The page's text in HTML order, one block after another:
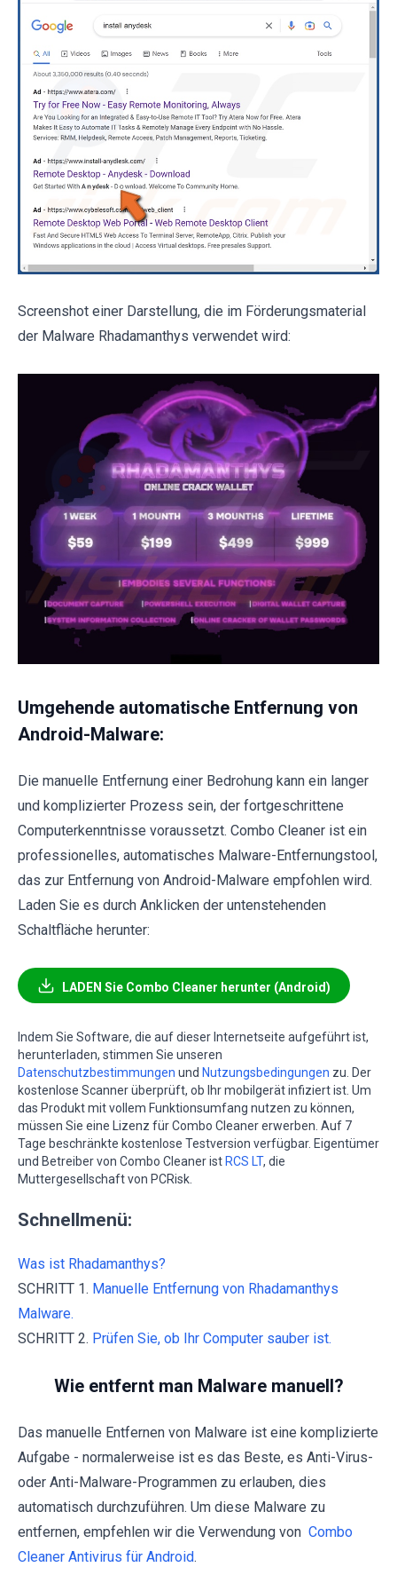
Screenshot einer Darstellung, die im Förderungsmaterial
der Malware Rhadamanthys verwendet wird:
Umgehende automatische Entfernung von
Android-Malware:
Die manuelle Entfernung einer Bedrohung kann ein langer
und komplizierter Prozess sein, der fortgeschrittene
Computerkenntnisse voraussetzt. Combo Cleaner ist ein
professionelles, automatisches Malware-Entfernungstool,
das zur Entfernung von Android-Malware empfohlen wird.
Laden Sie es durch Anklicken der untenstehenden
Schaltfläche herunter:
LADEN Sie Combo Cleaner herunter (Android)
Indem Sie Software, die auf dieser Internetseite aufgeführt ist,
herunterladen, stimmen Sie unseren
Datenschutzbestimmungen und Nutzungsbedingungen zu. Der
kostenlose Scanner überprüft, ob Ihr mobilgerät infiziert ist. Um
das Produkt mit vollem Funktionsumfang nutzen zu können,
müssen Sie eine Lizenz für Combo Cleaner erwerben. Auf 7
Tage beschränkte kostenlose Testversion verfügbar. Eigentümer
und Betreiber von Combo Cleaner ist RCS LT, die
Muttergesellschaft von PCRisk.
Schnellmenü:
Was ist Rhadamanthys?
SCHRITT 1. Manuelle Entfernung von Rhadamanthys
Malware.
SCHRITT 2. Prüfen Sie, ob Ihr Computer sauber ist.
Wie entfernt man Malware manuell?
Das manuelle Entfernen von Malware ist eine komplizierte
Aufgabe - normalerweise ist es das Beste, es Anti-Virus-
oder Anti-Malware-Programmen zu erlauben, dies
automatisch durchzuführen. Um diese Malware zu
entfernen, empfehlen wir die Verwendung von Combo
Cleaner Antivirus für Android.